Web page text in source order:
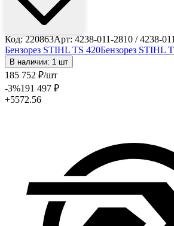
Код: 220863Арт: 4238-011-2810 / 4238-
Бензорез STIHL TS 420Бензорез STIHL
В наличии: 1 шт
185 752 ₽/шт
-3%191 497 ₽
+5572.56